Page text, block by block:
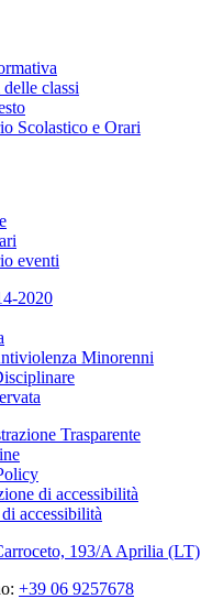
classi
Scolastico e Orari
eventi
2020
Minorenni
Trasparente
di accessibilità
accessibilità
193/A Aprilia (LT)
+39 06 9257678